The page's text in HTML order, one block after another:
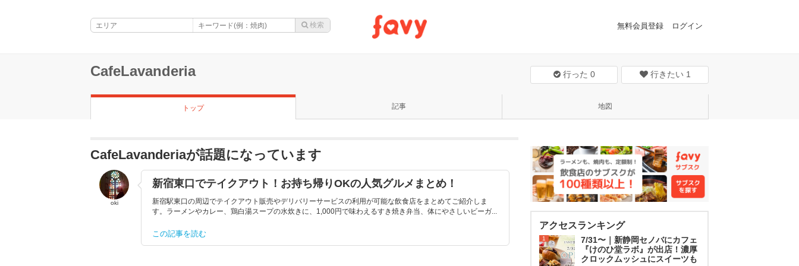
無料会員登録 ログイン
CafeLavanderia 行った 0 行きたい 1
トップ 記事 地図
CafeLavanderiaが話題になっています
oki
新宿東口でテイクアウト！お持ち帰りOKの人気グルメまとめ！
新宿駅東口の周辺でテイクアウト販売やデリバリーサービスの利用が可能な飲食店をまとめてご紹介しま
す。ラーメンやカレー、鶏白湯スープの水炊きに、1,000円で味わえるすき焼き弁当、体にやさしいビーガ...
この記事を読む
アクセスランキング
1
7/31〜｜新静岡セノバにカフェ
『けのひ堂ラボ』が出店！濃厚
クロックムッシュにスイーツも